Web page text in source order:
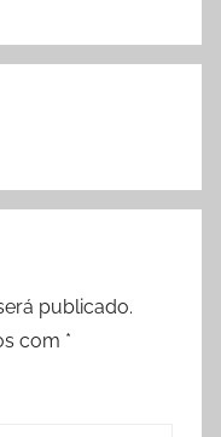
publicado.
com *